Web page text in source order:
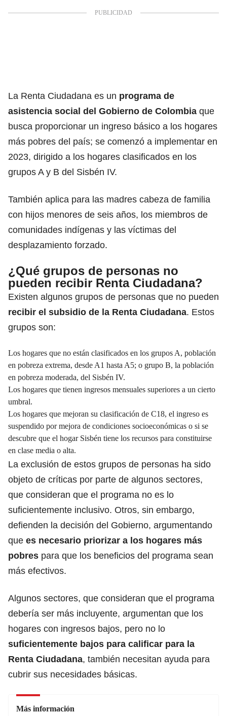
La Renta Ciudadana es un programa de
asistencia social del Gobierno de Colombia que
busca proporcionar un ingreso básico a los hogares
más pobres del país; se comenzó a implementar en
2023, dirigido a los hogares clasificados en los
grupos A y B del Sisbén IV.
También aplica para las madres cabeza de familia
con hijos menores de seis años, los miembros de
comunidades indígenas y las víctimas del
desplazamiento forzado.
¿Qué grupos de personas no
pueden recibir Renta Ciudadana?
Existen algunos grupos de personas que no pueden
recibir el subsidio de la Renta Ciudadana. Estos
grupos son:
Los hogares que no están clasificados en los grupos A, población
en pobreza extrema, desde A1 hasta A5; o grupo B, la población
en pobreza moderada, del Sisbén IV.
Los hogares que tienen ingresos mensuales superiores a un cierto
umbral.
Los hogares que mejoran su clasificación de C18, el ingreso es
suspendido por mejora de condiciones socioeconómicas o si se
descubre que el hogar Sisbén tiene los recursos para constituirse
en clase media o alta.
La exclusión de estos grupos de personas ha sido
objeto de críticas por parte de algunos sectores,
que consideran que el programa no es lo
suficientemente inclusivo. Otros, sin embargo,
defienden la decisión del Gobierno, argumentando
que es necesario priorizar a los hogares más
pobres para que los beneficios del programa sean
más efectivos.
Algunos sectores, que consideran que el programa
debería ser más incluyente, argumentan que los
hogares con ingresos bajos, pero no lo
suficientemente bajos para calificar para la
Renta Ciudadana, también necesitan ayuda para
cubrir sus necesidades básicas.
Más información